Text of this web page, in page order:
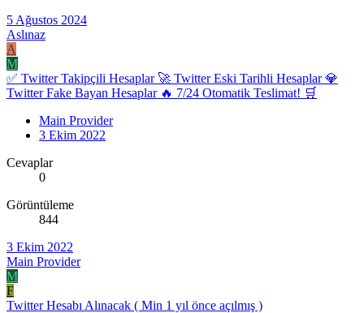
5 Ağustos 2024
Aslınaz
A
M
✅ Twitter Takipçili Hesaplar 🚀 Twitter Eski Tarihli Hesaplar 💎
Twitter Fake Bayan Hesaplar 🔥 7/24 Otomatik Teslimat! 🛒
Main Provider
3 Ekim 2022
Cevaplar
0
Görüntüleme
844
3 Ekim 2022
Main Provider
M
F
Twitter Hesabı Alınacak ( Min 1 yıl önce açılmış )